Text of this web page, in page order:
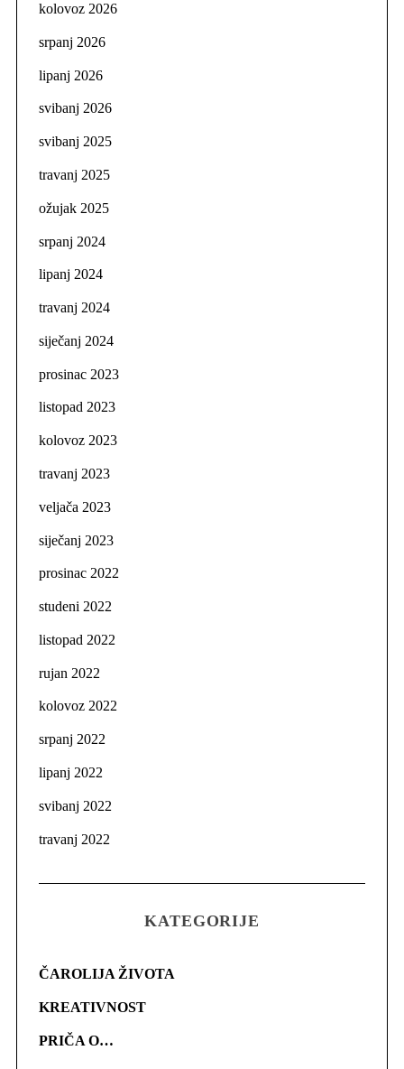
kolovoz 2026
srpanj 2026
lipanj 2026
svibanj 2026
svibanj 2025
travanj 2025
ožujak 2025
srpanj 2024
lipanj 2024
travanj 2024
siječanj 2024
prosinac 2023
listopad 2023
kolovoz 2023
travanj 2023
veljača 2023
siječanj 2023
prosinac 2022
studeni 2022
listopad 2022
rujan 2022
kolovoz 2022
srpanj 2022
lipanj 2022
svibanj 2022
travanj 2022
KATEGORIJE
ČAROLIJA ŽIVOTA
KREATIVNOST
PRIČA O…